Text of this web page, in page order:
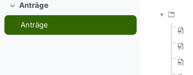
Einklappen
Anträge
Anträge